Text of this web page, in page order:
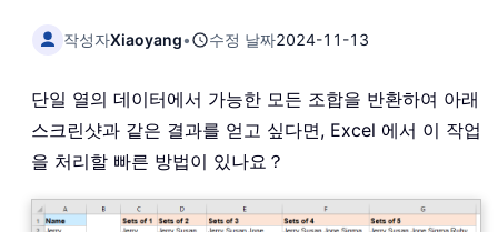
작성자Xiaoyang• 수정 날짜2024-11-13
단일 열의 데이터에서 가능한 모든 조합을 반환하여 아래
스크린샷과 같은 결과를 얻고 싶다면, Excel 에서 이 작업
을 처리할 빠른 방법이 있나요？